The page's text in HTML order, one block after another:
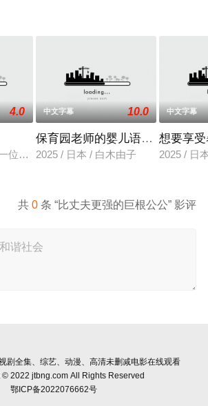
4.0
位小有名气的作家，自从被前女友无故抛
中文字幕 10.0
保育园老师的婴儿语让人超兴奋
2025 / 日本 / 白木由子
中文字幕
想要享
2025 / 日
共0 条 “比丈夫更强的巨根公公” 影评
剧全集、综艺、动漫、高清未删减电影在线观看
2022 jtbng.com All Rights Reserved
鄂ICP备2022076662号